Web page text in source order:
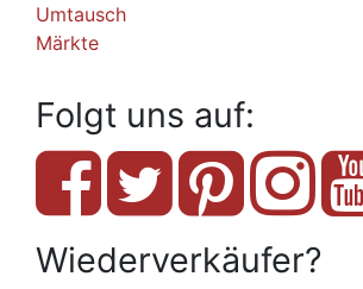
Umtausch
Märkte
Folgt uns auf:
Wiederverkäufer?